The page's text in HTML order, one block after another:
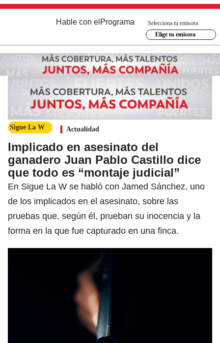
Hable con el Programa
Selecciona tu emisora
Elige tu emisora
Sigue La W Actualidad
Implicado en asesinato del
ganadero Juan Pablo Castillo dice
que todo es “montaje judicial”
En Sigue La W se habló con Jamed Sánchez, uno
de los implicados en el asesinato, sobre las
pruebas que, según él, prueban su inocencia y la
forma en la que fue capturado en una finca.